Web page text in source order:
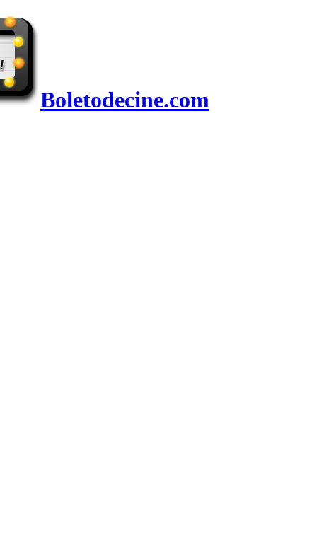
Boletodecine.com